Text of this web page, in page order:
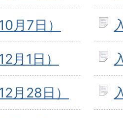
月7日）
月1日）
月28日）